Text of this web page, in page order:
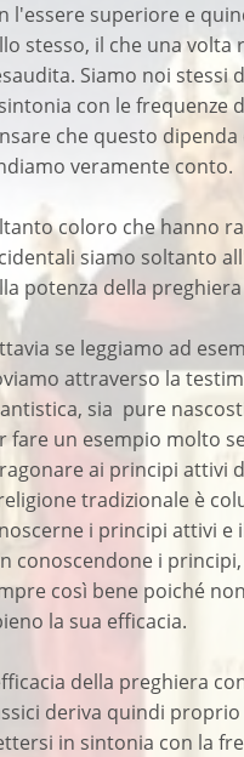
l'essere superiore e
stesso, il che una
Siamo noi stessi
con le frequenze
che questo
veramente conto.
coloro che hanno
siamo soltanto
potenza della
se leggiamo ad
attraverso la
sia pure
fare un esempio molto
ai principi attivi
tradizionale è
i principi attivi e
conoscendone i
così bene poiché
la sua efficacia.
della preghiera
deriva quindi
in sintonia con la